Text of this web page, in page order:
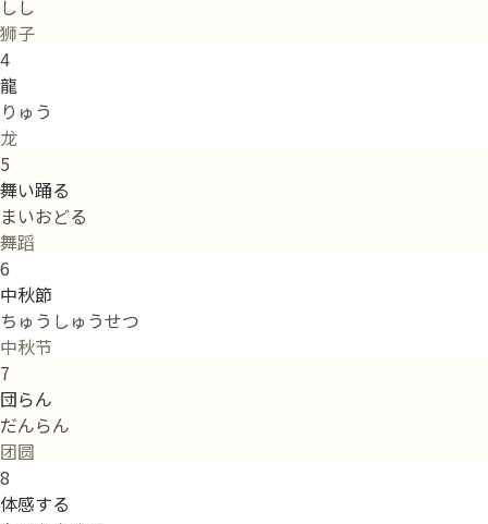
しし
狮子
4
龍
りゅう
龙
5
舞い踊る
まいおどる
舞蹈
6
中秋節
ちゅうしゅうせつ
中秋节
7
団らん
だんらん
团圆
8
体感する